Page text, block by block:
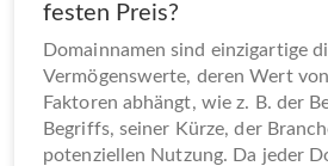
festen Preis?
Domainnamen sind einzigartige
Vermögenswerte, deren Wert
Faktoren abhängt, wie z. B. der
Begriffs, seiner Kürze, der
potenziellen Nutzung. Da jeder